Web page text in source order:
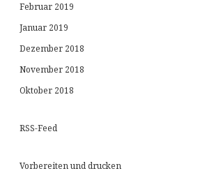
Februar 2019
Januar 2019
Dezember 2018
November 2018
Oktober 2018
RSS-Feed
Vorbereiten und drucken